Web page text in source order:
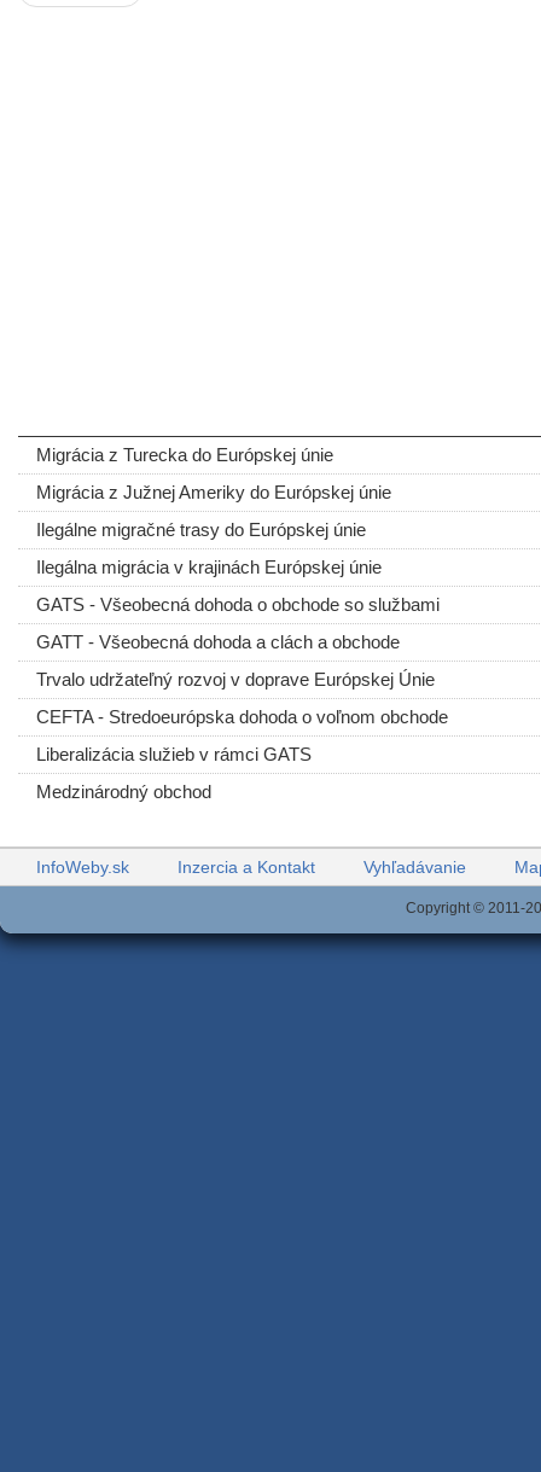
Migrácia z Turecka do Európskej únie
Migrácia z Južnej Ameriky do Európskej únie
Ilegálne migračné trasy do Európskej únie
Ilegálna migrácia v krajinách Európskej únie
GATS - Všeobecná dohoda o obchode so službami
GATT - Všeobecná dohoda a clách a obchode
Trvalo udržateľný rozvoj v doprave Európskej Únie
CEFTA - Stredoeurópska dohoda o voľnom obchode
Liberalizácia služieb v rámci GATS
Medzinárodný obchod
InfoWeby.sk Inzercia a Kontakt Vyhľadávanie
Copyright © 2011-